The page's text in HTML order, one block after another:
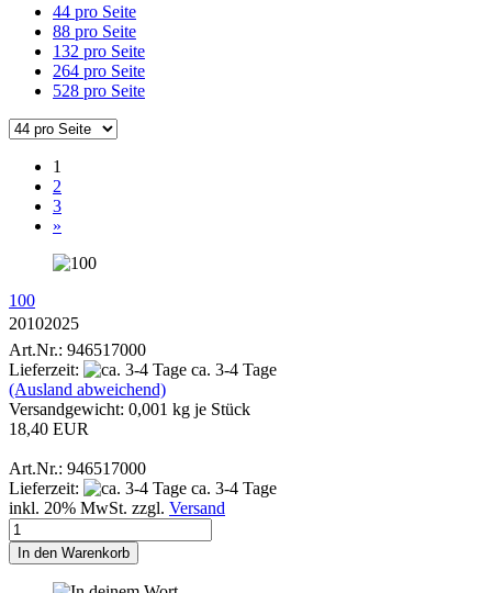
44 pro Seite
88 pro Seite
132 pro Seite
264 pro Seite
528 pro Seite
1
2
3
»
100
20102025
Art.Nr.: 946517000
Lieferzeit:
ca. 3-4 Tage
(Ausland abweichend)
Versandgewicht: 0,001 kg je Stück
18,40 EUR
Art.Nr.: 946517000
Lieferzeit:
ca. 3-4 Tage
inkl. 20% MwSt. zzgl. Versand
In den Warenkorb